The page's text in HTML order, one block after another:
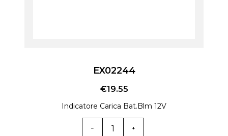
EX02244
€19.55
Indicatore Carica Bat.Blm 12V
EX02244
quantità